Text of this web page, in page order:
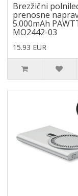
Brezžični
prenosne
5.000mAh
MO2442-03
15.93 EUR